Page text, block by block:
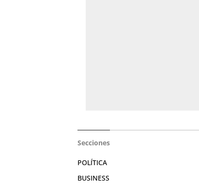
Secciones
POLÍTICA
BUSINESS